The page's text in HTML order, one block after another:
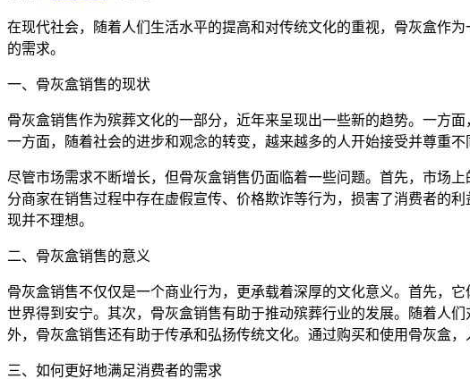
在现代社会，随着人们生活水平的提高和对传统文化的重视，骨灰盒作
的需求。
一、骨灰盒销售的现状
骨灰盒销售作为殡葬文化的一部分，近年来呈现出一些新的趋势。一方
一方面，随着社会的进步和观念的转变，越来越多的人开始接受并尊重
尽管市场需求不断增长，但骨灰盒销售仍面临着一些问题。首先，市场
分商家在销售过程中存在虚假宣传、价格欺诈等行为，损害了消费者的
现并不理想。
二、骨灰盒销售的意义
骨灰盒销售不仅仅是一个商业行为，更承载着深厚的文化意义。首先，
世界得到安宁。其次，骨灰盒销售有助于推动殡葬行业的发展。随着人
外，骨灰盒销售还有助于传承和弘扬传统文化。通过购买和使用骨灰盒
三、如何更好地满足消费者的需求